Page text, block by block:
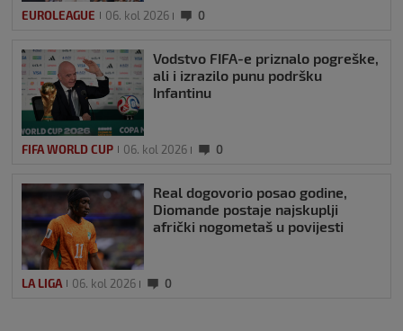
EUROLEAGUE 06. kol 2026 0
Vodstvo FIFA-e priznalo pogreške,
ali i izrazilo punu podršku
Infantinu
FIFA WORLD CUP 06. kol 2026 0
Real dogovorio posao godine,
Diomande postaje najskuplji
afrički nogometaš u povijesti
LA LIGA 06. kol 2026 0